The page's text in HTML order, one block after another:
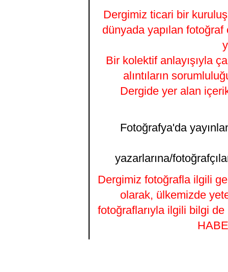
Dergimiz ticari bir kuruluş
dünyada yapılan fotoğraf
Bir kolektif anlayışıyla
alıntıların
Dergide yer alan
Fotoğrafya'da
yazarlarına/
Dergimiz fotoğrafla ilgili
olarak, ülkemizde
fotoğraflarıyla ilgili bilgi